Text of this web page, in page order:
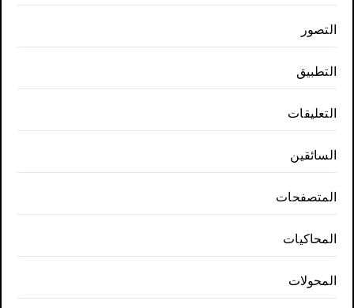
التصور
التطبيق
التعليقات
السائقين
المتصفحات
المحاكيات
المحولات